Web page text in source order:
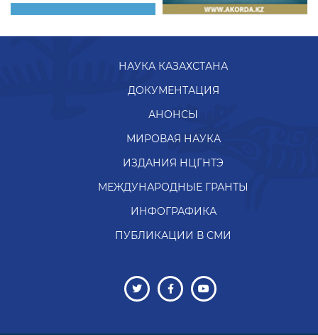
НАУКА КАЗАХСТАНА
ДОКУМЕНТАЦИЯ
АНОНСЫ
МИРОВАЯ НАУКА
ИЗДАНИЯ НЦГНТЭ
МЕЖДУНАРОДНЫЕ ГРАНТЫ
ИНФОГРАФИКА
ПУБЛИКАЦИИ В СМИ